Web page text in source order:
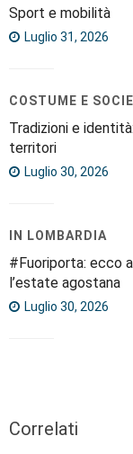
Sport e mobilità
Luglio 31, 2026
COSTUME E
Tradizioni e
territori
Luglio 30, 2026
IN LOMBARDIA
#Fuoriporta: ecco
l’estate agostana
Luglio 30, 2026
Correlati